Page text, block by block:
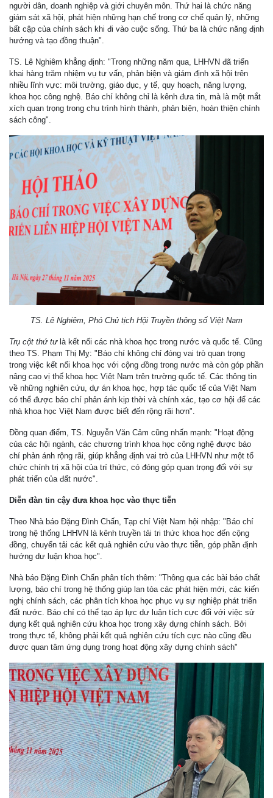
người dân, doanh nghiệp và giới chuyên môn. Thứ hai là chức năng
giám sát xã hội, phát hiện những hạn chế trong cơ chế quản lý, những
bất cập của chính sách khi đi vào cuộc sống. Thứ ba là chức năng định
hướng và tạo đồng thuận".
TS. Lê Nghiêm khẳng định: "Trong những năm qua, LHHVN đã triển
khai hàng trăm nhiệm vụ tư vấn, phản biện và giám định xã hội trên
nhiều lĩnh vực: môi trường, giáo dục, y tế, quy hoạch, năng lượng,
khoa học công nghệ. Báo chí không chỉ là kênh đưa tin, mà là một mắt
xích quan trọng trong chu trình hình thành, phản biện, hoàn thiện chính
sách công".
TS. Lê Nghiêm, Phó Chủ tịch Hội Truyền thông số Việt Nam
Trụ cột thứ tưlà kết nối các nhà khoa học trong nước và quốc tế. Cũng
theo TS. Phạm Thị Mỵ: "Báo chí không chỉ đóng vai trò quan trọng
trong việc kết nối khoa học với cộng đồng trong nước mà còn góp phần
nâng cao vị thế khoa học Việt Nam trên trường quốc tế. Các thông tin
về những nghiên cứu, dự án khoa học, hợp tác quốc tế của Việt Nam
có thể được báo chí phản ánh kịp thời và chính xác, tạo cơ hội để các
nhà khoa học Việt Nam được biết đến rộng rãi hơn".
Đồng quan điểm, TS. Nguyễn Văn Cảm cũng nhấn mạnh: "Hoạt động
của các hội ngành, các chương trình khoa học công nghệ được báo
chí phản ánh rộng rãi, giúp khẳng định vai trò của LHHVN như một tổ
chức chính trị xã hội của trí thức, có đóng góp quan trọng đối với sự
phát triển của đất nước".
Diễn đàn tin cậy đưa khoa học vào thực tiễn
Theo Nhà báo Đặng Đình Chấn, Tạp chí Việt Nam hội nhập: "Báo chí
trong hệ thống LHHVN là kênh truyền tải tri thức khoa học đến cộng
đồng, chuyển tải các kết quả nghiên cứu vào thực tiễn, góp phần định
hướng dư luận khoa học".
Nhà báo Đặng Đình Chấn phân tích thêm: "Thông qua các bài báo chất
lượng, báo chí trong hệ thống giúp lan tỏa các phát hiện mới, các kiến
nghị chính sách, các phân tích khoa học phục vụ sự nghiệp phát triển
đất nước. Báo chí có thể tạo áp lực dư luận tích cực đối với việc sử
dụng kết quả nghiên cứu khoa học trong xây dựng chính sách. Bởi
trong thực tế, không phải kết quả nghiên cứu tích cực nào cũng đều
được quan tâm ứng dụng trong hoạt động xây dựng chính sách"